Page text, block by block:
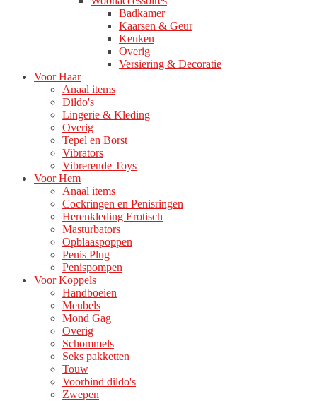
Badkamer
Kaarsen & Geur
Keuken
Overig
Versiering & Decoratie
Voor Haar
Anaal items
Dildo's
Lingerie & Kleding
Overig
Tepel en Borst
Vibrators
Vibrerende Toys
Voor Hem
Anaal items
Cockringen en Penisringen
Herenkleding Erotisch
Masturbators
Opblaaspoppen
Penis Plug
Penispompen
Voor Koppels
Handboeien
Meubels
Mond Gag
Overig
Schommels
Seks pakketten
Touw
Voorbind dildo's
Zwepen